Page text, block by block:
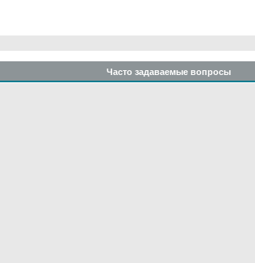
Часто задаваемые вопросы